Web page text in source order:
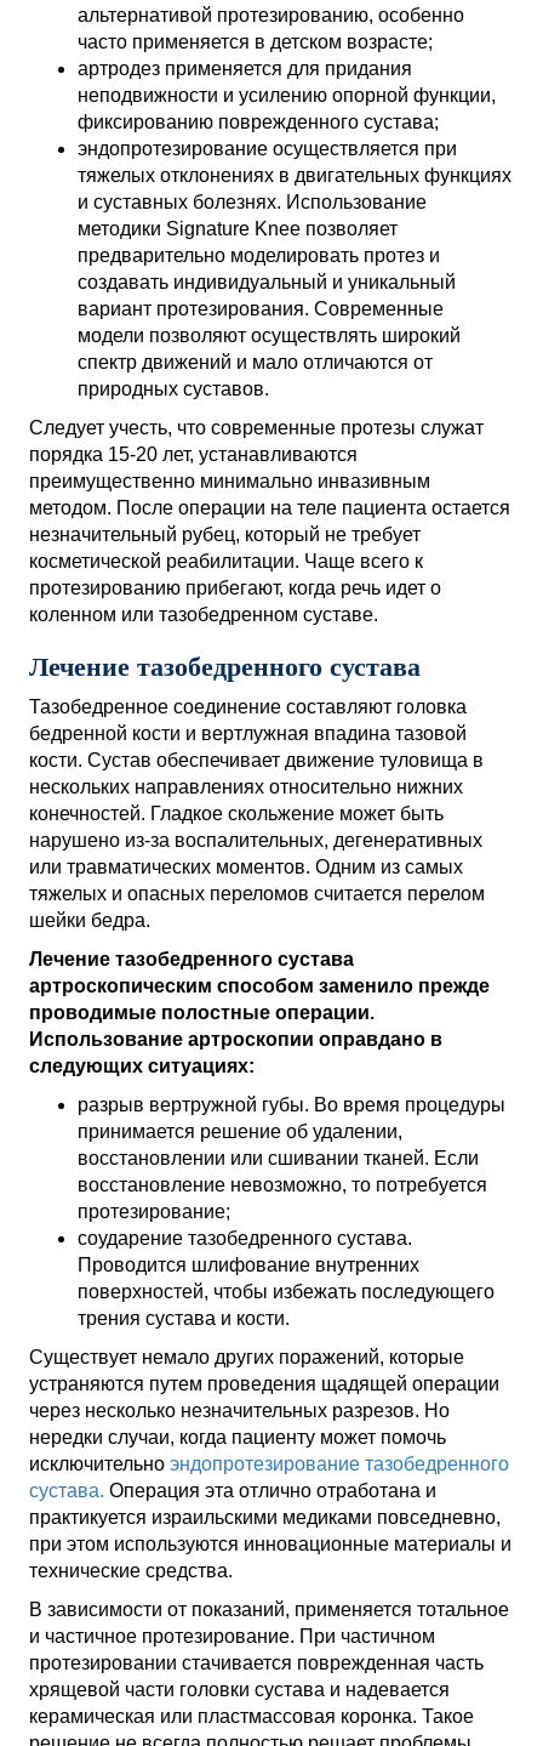
альтернативой протезированию, особенно
часто применяется в детском возрасте;
артродез применяется для придания
неподвижности и усилению опорной функции,
фиксированию поврежденного сустава;
эндопротезирование осуществляется при
тяжелых отклонениях в двигательных функциях
и суставных болезнях. Использование
методики Signature Knee позволяет
предварительно моделировать протез и
создавать индивидуальный и уникальный
вариант протезирования. Современные
модели позволяют осуществлять широкий
спектр движений и мало отличаются от
природных суставов.
Следует учесть, что современные протезы служат
порядка 15-20 лет, устанавливаются
преимущественно минимально инвазивным
методом. После операции на теле пациента остается
незначительный рубец, который не требует
косметической реабилитации. Чаще всего к
протезированию прибегают, когда речь идет о
коленном или тазобедренном суставе.
Лечение тазобедренного сустава
Тазобедренное соединение составляют головка
бедренной кости и вертлужная впадина тазовой
кости. Сустав обеспечивает движение туловища в
нескольких направлениях относительно нижних
конечностей. Гладкое скольжение может быть
нарушено из-за воспалительных, дегенеративных
или травматических моментов. Одним из самых
тяжелых и опасных переломов считается перелом
шейки бедра.
Лечение тазобедренного сустава
артроскопическим способом заменило прежде
проводимые полостные операции.
Использование артроскопии оправдано в
следующих ситуациях:
разрыв вертружной губы. Во время процедуры
принимается решение об удалении,
восстановлении или сшивании тканей. Если
восстановление невозможно, то потребуется
протезирование;
соударение тазобедренного сустава.
Проводится шлифование внутренних
поверхностей, чтобы избежать последующего
трения сустава и кости.
Существует немало других поражений, которые
устраняются путем проведения щадящей операции
через несколько незначительных разрезов. Но
нередки случаи, когда пациенту может помочь
исключительно эндопротезирование тазобедренного
сустава. Операция эта отлично отработана и
практикуется израильскими медиками повседневно,
при этом используются инновационные материалы и
технические средства.
В зависимости от показаний, применяется тотальное
и частичное протезирование. При частичном
протезировании стачивается поврежденная часть
хрящевой части головки сустава и надевается
керамическая или пластмассовая коронка. Такое